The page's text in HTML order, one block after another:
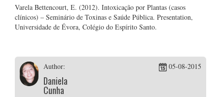
Varela Bettencourt, E. (2012). Intoxicação por Plantas (casos
clínicos) – Seminário de Toxinas e Saúde Pública. Presentation,
Universidade de Évora, Colégio do Espírito Santo.
Author:
Daniela
Cunha
05-08-2015